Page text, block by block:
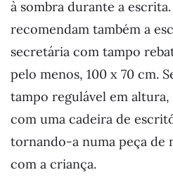
à sombra durante a
recomendam também a
secretária com tampo
pelo menos, 100 x 70 cm.
tampo regulável em
com uma cadeira de
tornando-a numa peça de
com a criança.